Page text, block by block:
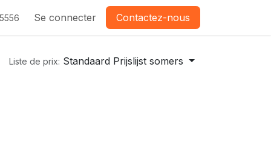
Se connecter Contactez-nous
Liste de prix: Standaard Prijslijst somers